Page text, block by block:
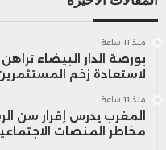
في ظل هذا المشهد
التوترات السياسية
سوق العملات
حيث يشهد تنقلًا في
منذ 11 ساعة
بورصة الدار البيضاء
لاستعادة زخم
منذ 11 ساعة
المغرب يدرس إقرار سن
مخاطر المنصات